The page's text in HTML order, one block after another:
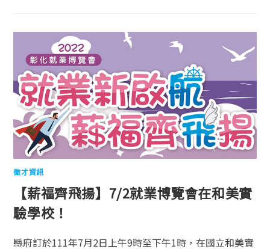
徵才資訊
【薪福齊飛揚】7/2就業博覽會在和美實
驗學校！
縣府訂於111年7月2日上午9時至下午1時，在國立和美實